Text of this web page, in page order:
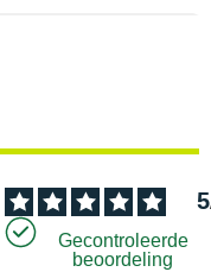
5
Gecontroleerde
beoordeling